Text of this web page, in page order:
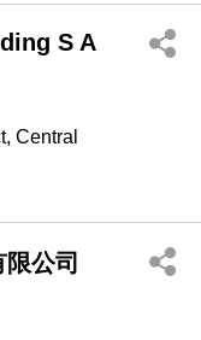
S A
Central
公司